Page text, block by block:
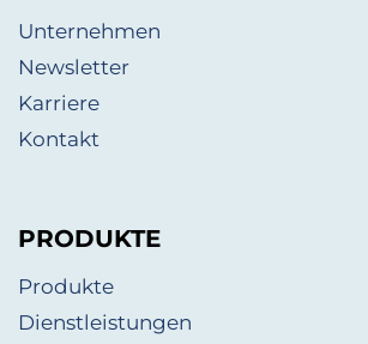
Unternehmen
Newsletter
Karriere
Kontakt
PRODUKTE
Produkte
Dienstleistungen